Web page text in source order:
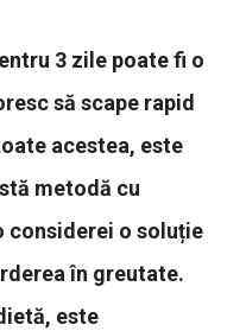
3 zile poate fi o
să scape rapid
acestea, este
metodă cu
considerei o soluție
în greutate.
este